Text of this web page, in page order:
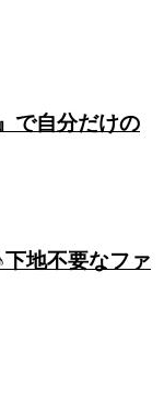
で自分だけの
地不要なファ